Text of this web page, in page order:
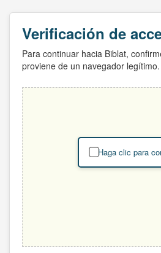
Verificación de
Para continuar hacia Biblat,
proviene de un navegador legítimo.
Haga clic para